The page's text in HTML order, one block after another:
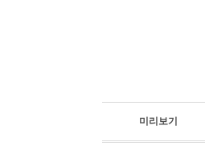
미리보기